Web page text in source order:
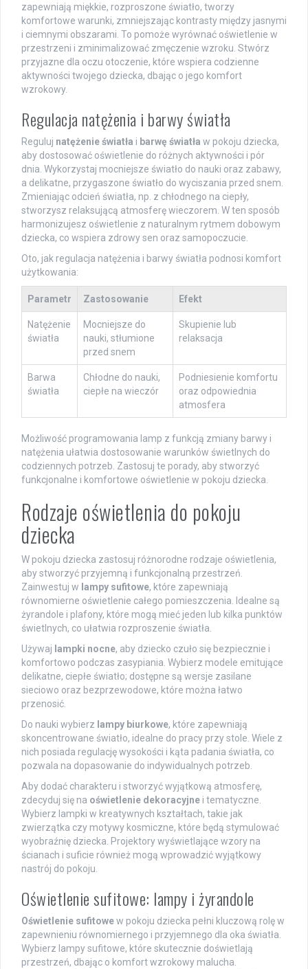
zapewniają miękkie, rozproszone światło, tworzy
komfortowe warunki, zmniejszając kontrasty między jasnymi
i ciemnymi obszarami. To pomoże wyrównać oświetlenie w
przestrzeni i zminimalizować zmęczenie wzroku. Stwórz
przyjazne dla oczu otoczenie, które wspiera codzienne
aktywności twojego dziecka, dbając o jego komfort
wzrokowy.
Regulacja natężenia i barwy światła
Reguluj natężenie światła i barwę światła w pokoju dziecka,
aby dostosować oświetlenie do różnych aktywności i pór
dnia. Wykorzystaj mocniejsze światło do nauki oraz zabawy,
a delikatne, przygaszone światło do wyciszania przed snem.
Zmieniając odcień światła, np. z chłodnego na ciepły,
stworzysz relaksującą atmosferę wieczorem. W ten sposób
harmonizujesz oświetlenie z naturalnym rytmem dobowym
dziecka, co wspiera zdrowy sen oraz samopoczucie.
Oto, jak regulacja natężenia i barwy światła podnosi komfort
użytkowania:
Parametr Zastosowanie Efekt
Natężenie
światła
Mocniejsze do
nauki, stłumione
przed snem
Skupienie lub
relaksacja
Barwa
światła
Chłodne do nauki,
ciepłe na wieczór
Podniesienie komfortu
oraz odpowiednia
atmosfera
Możliwość programowania lamp z funkcją zmiany barwy i
natężenia ułatwia dostosowanie warunków świetlnych do
codziennych potrzeb. Zastosuj te porady, aby stworzyć
funkcjonalne i komfortowe oświetlenie w pokoju dziecka.
Rodzaje oświetlenia do pokoju
dziecka
W pokoju dziecka zastosuj różnorodne rodzaje oświetlenia,
aby stworzyć przyjemną i funkcjonalną przestrzeń.
Zainwestuj w lampy sufitowe, które zapewniają
równomierne oświetlenie całego pomieszczenia. Idealne są
żyrandole i plafony, które mogą mieć jeden lub kilka punktów
świetlnych, co ułatwia rozproszenie światła.
Używaj lampki nocne, aby dziecko czuło się bezpiecznie i
komfortowo podczas zasypiania. Wybierz modele emitujące
delikatne, ciepłe światło; dostępne są wersje zasilane
sieciowo oraz bezprzewodowe, które można łatwo
przenosić.
Do nauki wybierz lampy biurkowe, które zapewniają
skoncentrowane światło, idealne do pracy przy stole. Wiele z
nich posiada regulację wysokości i kąta padania światła, co
pozwala na dopasowanie do indywidualnych potrzeb.
Aby dodać charakteru i stworzyć wyjątkową atmosferę,
zdecyduj się na oświetlenie dekoracyjne i tematyczne.
Wybierz lampki w kreatywnych kształtach, takie jak
zwierzątka czy motywy kosmiczne, które będą stymulować
wyobraźnię dziecka. Projektory wyświetlające wzory na
ścianach i suficie również mogą wprowadzić wyjątkowy
nastrój do pokoju.
Oświetlenie sufitowe: lampy i żyrandole
Oświetlenie sufitowew pokoju dziecka pełni kluczową rolę w
zapewnieniu równomiernego i przyjemnego dla oka światła.
Wybierz lampy sufitowe, które skutecznie doświetlają
przestrzeń, dbając o komfort wzrokowy malucha.